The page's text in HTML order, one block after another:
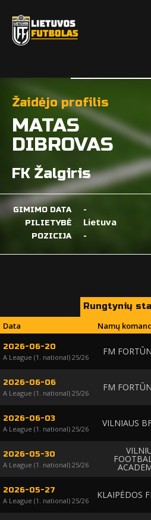
Žaidėjo profilis
MATAS
DIBROVAS
FK Žalgiris
GIMIMO DATA -
PILIETYBĖ Lietuva
POZICIJA -
Rungtynių
Data
Namų
2026-06-20
A League (1. national) 25/26
FM
2026-06-06
A League (1. national) 25/26
FM
2026-06-03
A League (1. national) 25/26
VILNIAUS
2026-05-30
A League (1. national) 25/26
2026-05-27
A League (1. national) 25/26
KLAIPĖDOS